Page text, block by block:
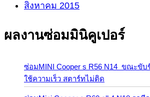
สิงหาคม 2015
ผลงานซ่อมมินิคูเปอร์
ซ่อมMINI Cooper s R56 N14 ขณะขั
ใช้ความเร็ว สตาร์ทไม่ติด